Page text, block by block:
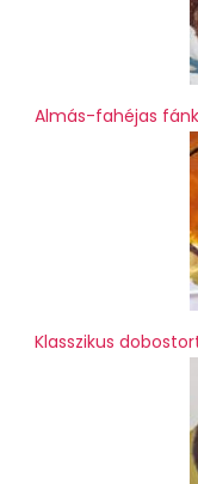
Almás-fahéjas
Klasszikus